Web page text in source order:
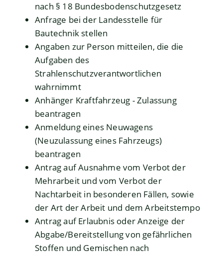
nach § 18 Bundesbodenschutzgesetz
Anfrage bei der Landesstelle für
Bautechnik stellen
Angaben zur Person mitteilen, die die
Aufgaben des
Strahlenschutzverantwortlichen
wahrnimmt
Anhänger Kraftfahrzeug - Zulassung
beantragen
Anmeldung eines Neuwagens
(Neuzulassung eines Fahrzeugs)
beantragen
Antrag auf Ausnahme vom Verbot der
Mehrarbeit und vom Verbot der
Nachtarbeit in besonderen Fällen, sowie
der Art der Arbeit und dem Arbeitstempo
Antrag auf Erlaubnis oder Anzeige der
Abgabe/Bereitstellung von gefährlichen
Stoffen und Gemischen nach